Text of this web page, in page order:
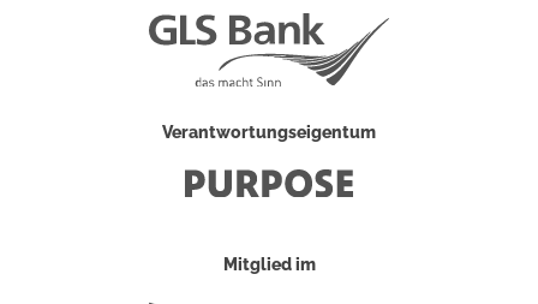
Verantwortungseigentum
Mitglied im